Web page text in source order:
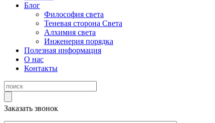
Блог
Философия света
Теневая сторона Света
Алхимия света
Инженерия порядка
Полезная информация
О нас
Контакты
Заказать звонок